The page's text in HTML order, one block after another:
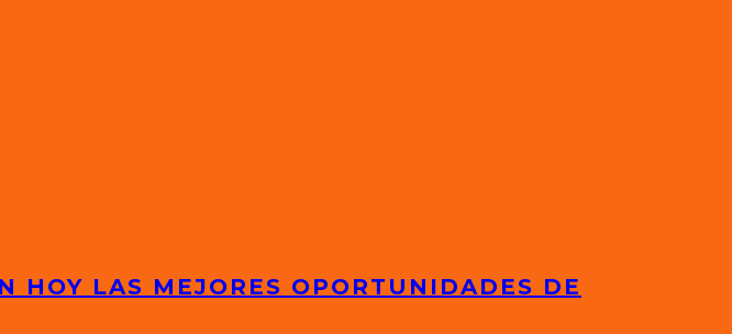
HOY LAS MEJORES OPORTUNIDADES DE